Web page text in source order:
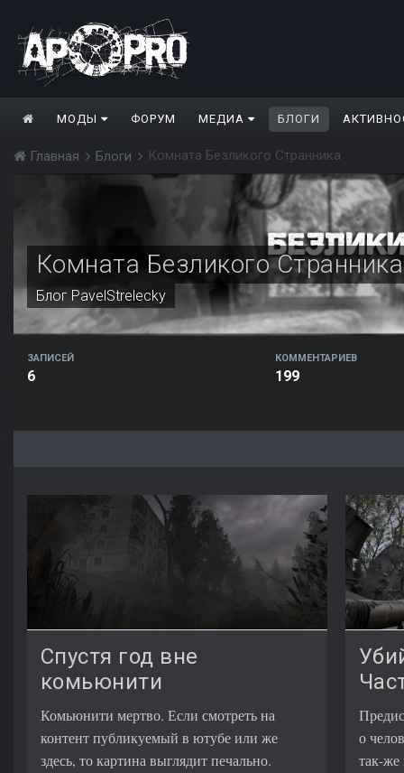
МОДЫ ФОРУМ МЕДИА БЛОГИ
Главная Блоги Комната Безликого Странника
Комната Безликого Странника
Блог PavelStrelecky
ЗАПИСЕЙ
6
КОММЕНТАРИЕВ
199
Спустя год вне
комьюнити
Комьюнити мертво. Если смотреть на
контент публикуемый в ютубе или же
здесь, то картина выглядит печально.
о
так-же